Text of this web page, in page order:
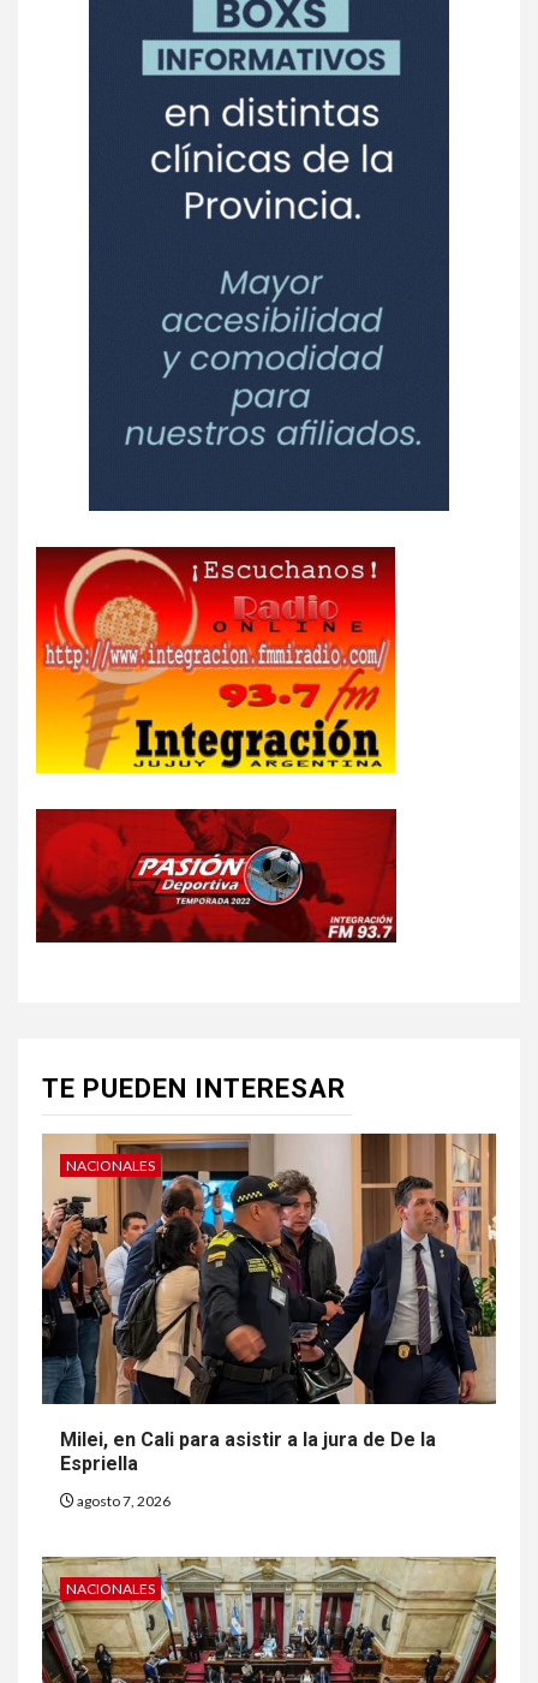
TE PUEDEN INTERESAR
NACIONALES
Milei, en Cali para asistir a la jura de De la
Espriella
agosto 7, 2026
NACIONALES